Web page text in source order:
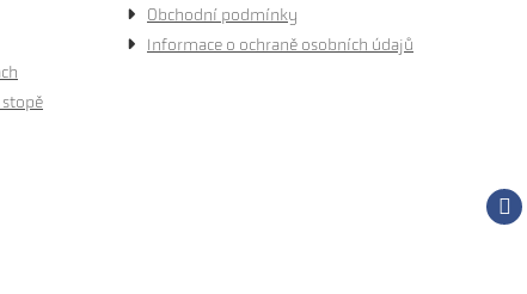
Obchodní podmínky
Informace o ochraně osobních údajů